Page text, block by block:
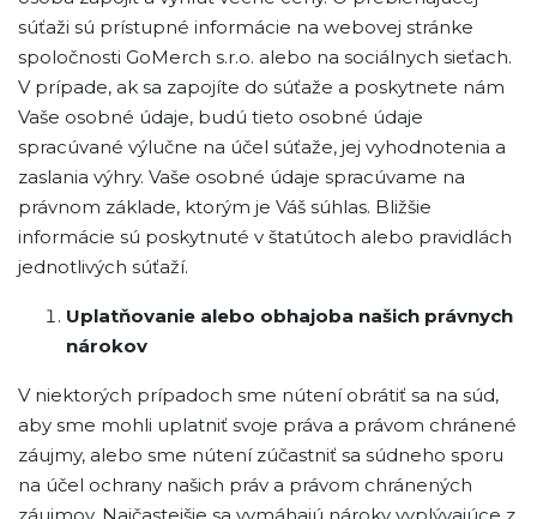
súťaži sú prístupné informácie na webovej stránke
spoločnosti GoMerch s.r.o. alebo na sociálnych sieťach.
V prípade, ak sa zapojíte do súťaže a poskytnete nám
Vaše osobné údaje, budú tieto osobné údaje
spracúvané výlučne na účel súťaže, jej vyhodnotenia a
zaslania výhry. Vaše osobné údaje spracúvame na
právnom základe, ktorým je Váš súhlas. Bližšie
informácie sú poskytnuté v štatútoch alebo pravidlách
jednotlivých súťaží.
Uplatňovanie alebo obhajoba našich právnych
nárokov
V niektorých prípadoch sme nútení obrátiť sa na súd,
aby sme mohli uplatniť svoje práva a právom chránené
záujmy, alebo sme nútení zúčastniť sa súdneho sporu
na účel ochrany našich práv a právom chránených